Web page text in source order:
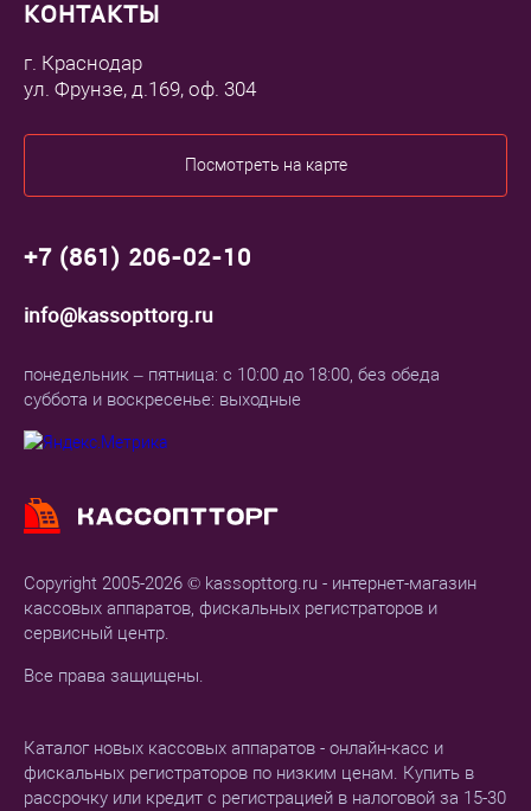
Copyright 2005-2026 © kassopttorg.ru - интернет-магазин
кассовых аппаратов, фискальных регистраторов и
сервисный центр.
Все права защищены.
Каталог новых кассовых аппаратов - онлайн-касс и
фискальных регистраторов по низким ценам. Купить в
рассрочку или кредит с регистрацией в налоговой за 15-30
КОНТАКТЫ
г. Краснодар
ул. Фрунзе, д.169, оф. 304
Посмотреть на карте
+7 (861) 206-02-10
info@kassopttorg.ru
понедельник – пятница: с 10:00 до 18:00, без обеда
суббота и воскресенье: выходные